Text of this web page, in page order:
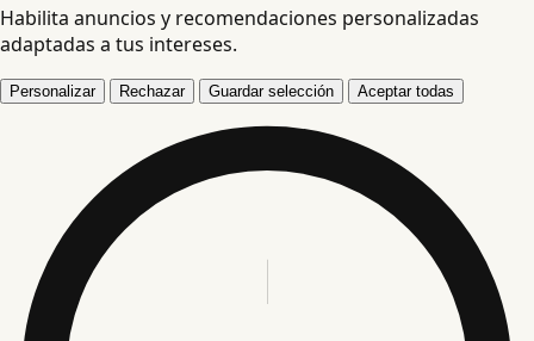
Habilita anuncios y recomendaciones personalizadas
adaptadas a tus intereses.
Personalizar Rechazar Guardar selección Aceptar todas